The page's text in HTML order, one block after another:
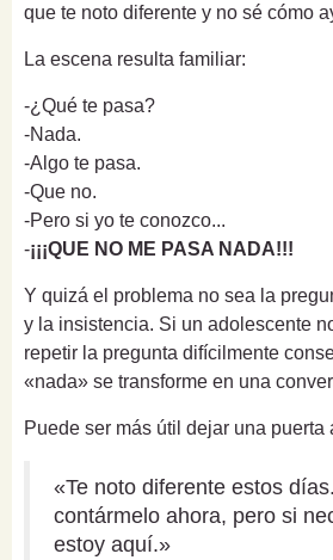
que te noto diferente y no sé cómo
La escena resulta familiar:
-¿Qué te pasa?
-Nada.
-Algo te pasa.
-Que no.
-Pero si yo te conozco...
-¡¡¡QUE NO ME PASA NADA!!!
Y quizá el problema no sea la
y la insistencia. Si un adolescente
repetir la pregunta difícilmente
«nada» se transforme en una
Puede ser más útil dejar una puerta
«Te noto diferente estos
contármelo ahora, pero si
estoy aquí.»